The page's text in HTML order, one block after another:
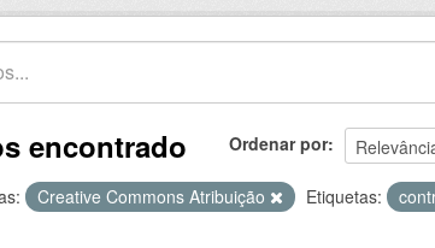
Ordenar por
encontrado
Creative Commons Atribuição Etiquetas: